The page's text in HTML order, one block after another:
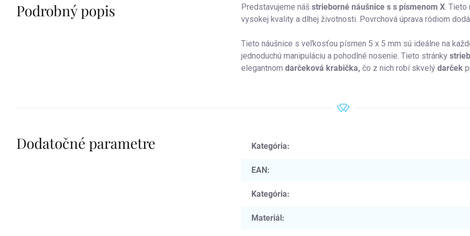
Podrobný popis Predstavujeme náš strieborné náušnice s s písmenom X .
vysokej kvality a dlhej životnosti. Povrchová úprava ródiom
Tieto náušnice s veľkosťou písmen 5 x 5 mm sú ideálne na
jednoduchú manipuláciu a pohodlné nosenie. Tieto stránky
elegantnom darčeková krabička, čo z nich robí skvelý darček
Dodatočné parametre Kategória:
EAN:
Kategória:
Materiál: